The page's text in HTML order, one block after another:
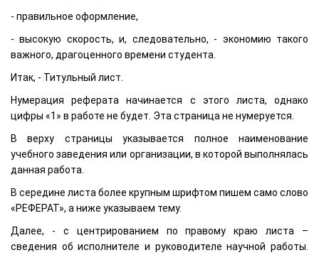
- правильное оформление,
- высокую скорость, и, следовательно, - экономию такого
важного, драгоценного времени студента.
Итак, - Титульный лист.
Нумерация реферата начинается с этого листа, однако
цифры «1» в работе не будет. Эта страница не нумеруется.
В верху страницы указывается полное наименование
учебного заведения или организации, в которой выполнялась
данная работа.
В середине листа более крупным шрифтом пишем само слово
«РЕФЕРАТ», а ниже указываем тему.
Далее, - с центрированием по правому краю листа –
сведения об исполнителе и руководителе научной работы.